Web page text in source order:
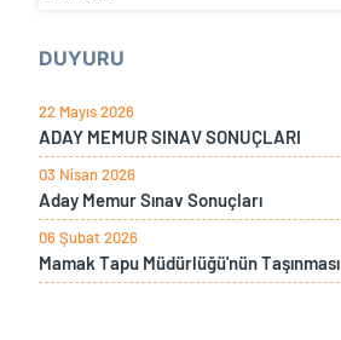
DUYURU
22 Mayıs 2026
ADAY MEMUR SINAV SONUÇLARI
03 Nisan 2026
Aday Memur Sınav Sonuçları
06 Şubat 2026
Mamak Tapu Müdürlüğü'nün Taşınması